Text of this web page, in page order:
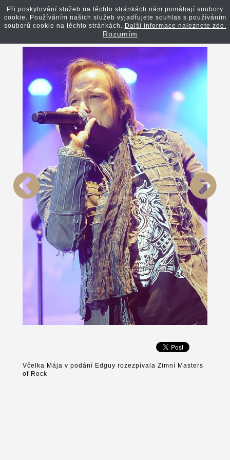
Zpět na článek
Včelka Mája v podání Edguy rozezpívala Zimní Masters
of Rock
Při poskytování služeb na těchto stránkách nám pomáhají soubory
cookie. Používáním našich služeb vyjadřujete souhlas s používáním
souborů cookie na těchto stránkách. Další informace naleznete zde.
Rozumím